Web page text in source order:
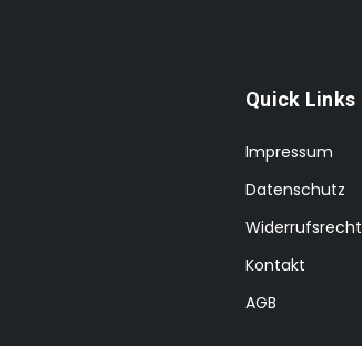
Quick Links
Impressum
Datenschutz
Widerrufsrecht
Kontakt
AGB